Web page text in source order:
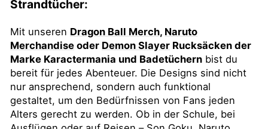
Strandtücher:
Mit unseren Dragon Ball Merch, Naruto
Merchandise oder Demon Slayer Rucksäcken der
Marke Karactermania und Badetüchern bist du
bereit für jedes Abenteuer. Die Designs sind nicht
nur ansprechend, sondern auch funktional
gestaltet, um den Bedürfnissen von Fans jeden
Alters gerecht zu werden. Ob in der Schule, bei